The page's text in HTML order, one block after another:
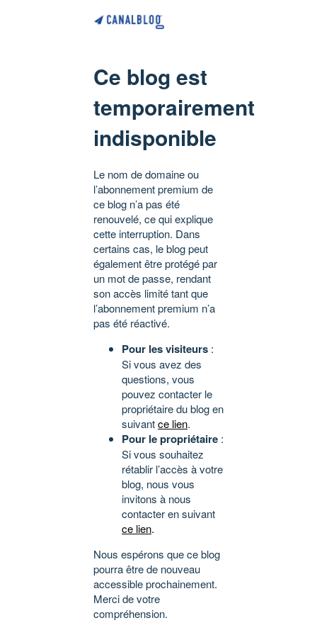
Ce blog est
temporairement
indisponible
Le nom de domaine ou
l’abonnement premium de
ce blog n’a pas été
renouvelé, ce qui explique
cette interruption. Dans
certains cas, le blog peut
également être protégé par
un mot de passe, rendant
son accès limité tant que
l’abonnement premium n’a
pas été réactivé.
Pour les visiteurs :
Si vous avez des
questions, vous
pouvez contacter le
propriétaire du blog en
suivantce lien.
Pour le propriétaire :
Si vous souhaitez
rétablir l’accès à votre
blog, nous vous
invitons à nous
contacter en suivant
ce lien.
Nous espérons que ce blog
pourra être de nouveau
accessible prochainement.
Merci de votre
compréhension.